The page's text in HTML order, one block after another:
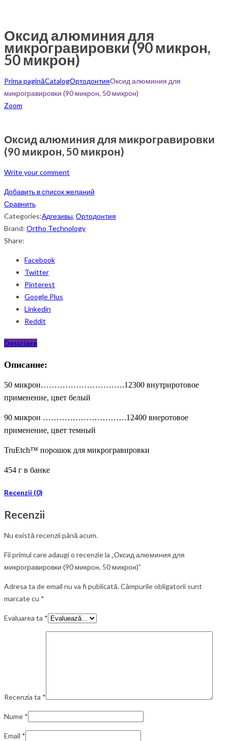
Оксид алюминия для
микрогравировки (90 микрон,
50 микрон)
Prima paginăCatalogОртодонтияОксид алюминия для
микрогравировки (90 микрон, 50 микрон)
Zoom
Оксид алюминия для микрогравировки
(90 микрон, 50 микрон)
Write your comment
Добавить в список желаний
Сравнить
Categories:Адгезивы, Ортодонтия
Brand: Ortho Technology
Share:
Facebook
Twitter
Pinterest
Google Plus
Linkedin
Reddit
Descriere
Описание:
50 микрон………………………….12300 внутриротовое
применение, цвет белый
90 микрон ………………………….12400 внеротовое
применение, цвет темный
TruEtch™ порошок для микрогравировки
454 г в банке
Recenzii (0)
Recenzii
Nu există recenzii până acum.
Fii primul care adaugi o recenzie la „Оксид алюминия для
микрогравировки (90 микрон, 50 микрон)”
Adresa ta de email nu va fi publicată.Câmpurile obligatorii sunt
marcate cu *
Evaluarea ta *
Recenzia ta *
Nume *
Email *